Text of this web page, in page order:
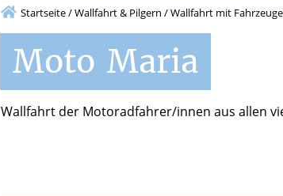
Startseite/Wallfahrt & Pilgern /Wallfahrt mit
Moto Maria
Wallfahrt der Motoradfahrer/innen aus allen